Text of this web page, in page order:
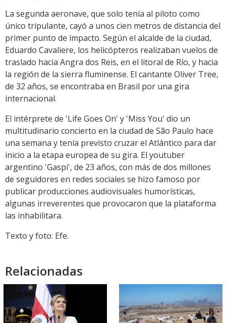
La segunda aeronave, que solo tenía al piloto como
único tripulante, cayó a unos cien metros de distancia del
primer punto de impacto. Según el alcalde de la ciudad,
Eduardo Cavaliere, los helicópteros realizaban vuelos de
traslado hacia Angra dos Reis, en el litoral de Río, y hacia
la región de la sierra fluminense. El cantante Oliver Tree,
de 32 años, se encontraba en Brasil por una gira
internacional.
El intérprete de 'Life Goes On' y 'Miss You' dio un
multitudinario concierto en la ciudad de São Paulo hace
una semana y tenía previsto cruzar el Atlántico para dar
inicio a la etapa europea de su gira. El youtuber
argentino 'Gaspi', de 23 años, con más de dos millones
de seguidores en redes sociales se hizo famoso por
publicar producciones audiovisuales humorísticas,
algunas irreverentes que provocaron que la plataforma
las inhabilitara.
Texto y foto: Efe.
Relacionadas